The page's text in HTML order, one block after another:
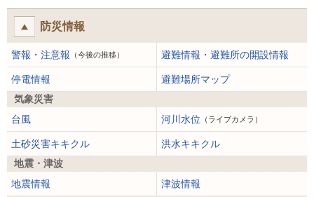
防災情報
警報・注意報 （今後の推移） 避難情報・避難所の開設情報
停電情報
避難場所マップ
気象災害
台風
河川水位 （ライブカメラ）
土砂災害キキクル
洪水キキクル
地震・津波
地震情報
津波情報